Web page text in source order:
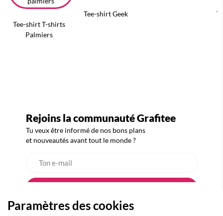
Tee-shirt T-shirts
Palmiers
Tee-shirt Geek
Rejoins la communauté Grafitee
Tu veux être informé de nos bons plans
et nouveautés avant tout le monde ?
Paramètres des cookies